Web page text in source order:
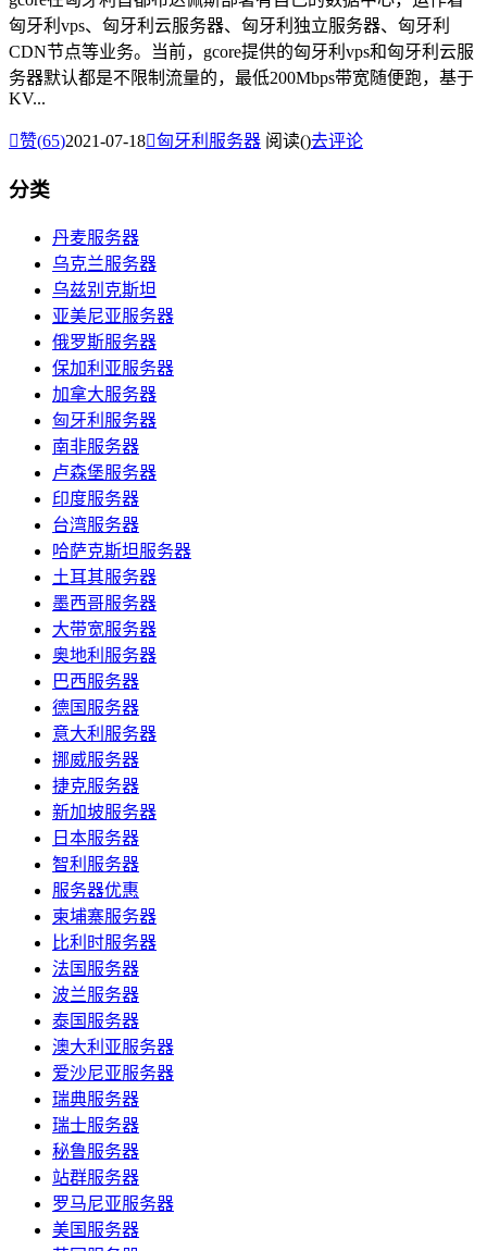
匈牙利vps、匈牙利云服务器、匈牙利独立服务器、匈牙利
CDN节点等业务。当前，gcore提供的匈牙利vps和匈牙利云服
务器默认都是不限制流量的，最低200Mbps带宽随便跑，基于
KV...
赞(65)2021-07-18匈牙利服务器 阅读()去评论
分类
丹麦服务器
乌克兰服务器
乌兹别克斯坦
亚美尼亚服务器
俄罗斯服务器
保加利亚服务器
加拿大服务器
匈牙利服务器
南非服务器
卢森堡服务器
印度服务器
台湾服务器
哈萨克斯坦服务器
土耳其服务器
墨西哥服务器
大带宽服务器
奥地利服务器
巴西服务器
德国服务器
意大利服务器
挪威服务器
捷克服务器
新加坡服务器
日本服务器
智利服务器
服务器优惠
柬埔寨服务器
比利时服务器
法国服务器
波兰服务器
泰国服务器
澳大利亚服务器
爱沙尼亚服务器
瑞典服务器
瑞士服务器
秘鲁服务器
站群服务器
罗马尼亚服务器
美国服务器